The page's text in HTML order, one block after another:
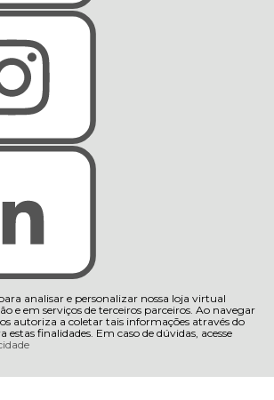
analisar e personalizar nossa loja virtual
e em serviços de terceiros parceiros. Ao navegar
autoriza a coletar tais informações através do
estas finalidades. Em caso de dúvidas, acesse